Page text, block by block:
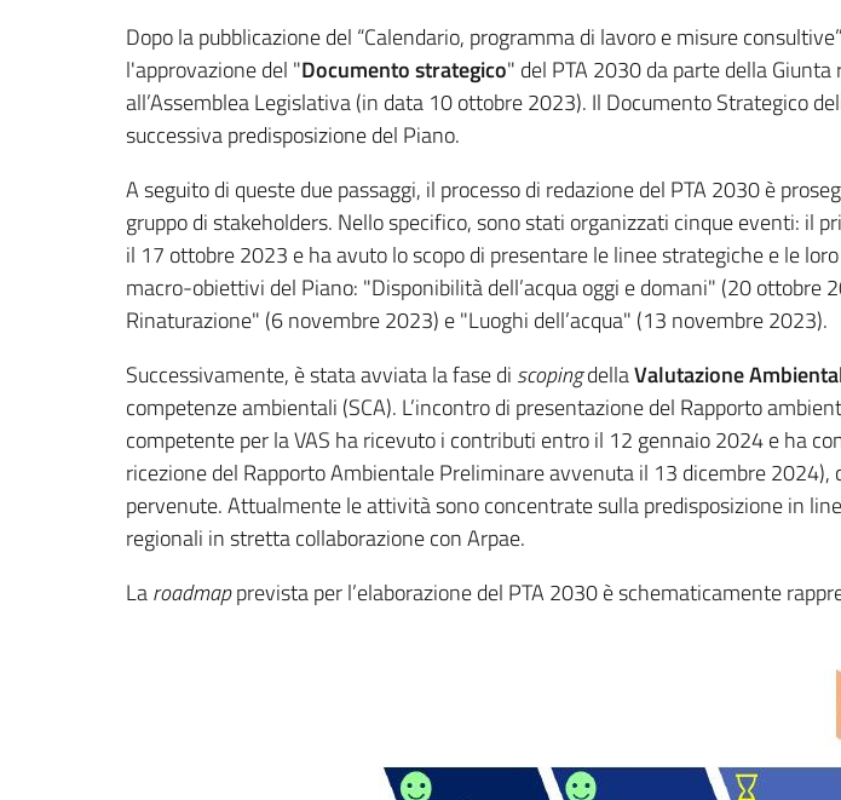
Dopo la pubblicazione del “Calendario, programma di lavoro e misure
l'approvazione del "Documento strategico" del PTA 2030 da parte della
all’Assemblea Legislativa (in data 10 ottobre 2023). Il Documento Strategico
successiva predisposizione del Piano.
A seguito di queste due passaggi, il processo di redazione del PTA 2030 è
gruppo di stakeholders. Nello specifico, sono stati organizzati cinque eventi: il
il 17 ottobre 2023 e ha avuto lo scopo di presentare le linee strategiche e le
macro-obiettivi del Piano: "Disponibilità dell’acqua oggi e domani" (20
Rinaturazione" (6 novembre 2023) e "Luoghi dell’acqua" (13 novembre 2023).
Successivamente, è stata avviata la fase di scopingdellaValutazione
competenze ambientali (SCA). L’incontro di presentazione del Rapporto
competente per la VAS ha ricevuto i contributi entro il 12 gennaio 2024 e ha
ricezione del Rapporto Ambientale Preliminare avvenuta il 13 dicembre
pervenute. Attualmente le attività sono concentrate sulla predisposizione in
regionali in stretta collaborazione con Arpae.
Laroadmapprevista per l’elaborazione del PTA 2030 è schematicamente